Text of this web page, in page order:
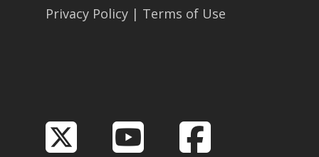
Privacy Policy | Terms of Use